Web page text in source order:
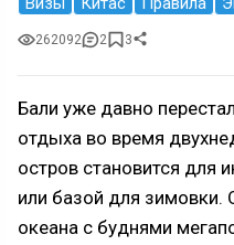
262092 2 3
Бали уже давно
отдыха во время
остров становится для
или базой для
океана с буднями